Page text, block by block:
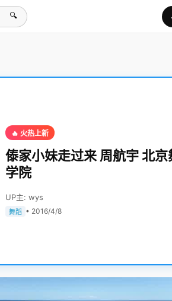
🔍
🔥 火热上新
傣家小妹走过来 周航宇 北京
学院
UP主: wys
舞蹈 • 2016/4/8